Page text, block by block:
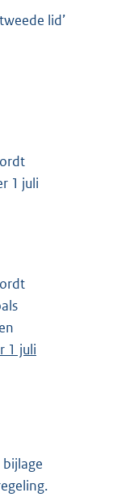
lid’
1 juli
1 juli